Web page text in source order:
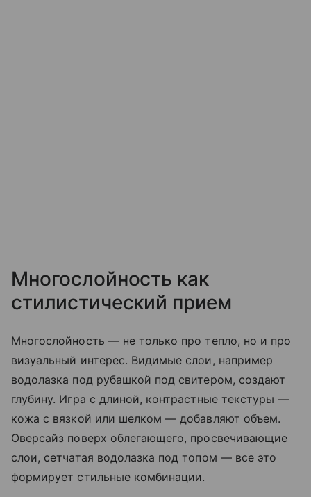
Многослойность как
стилистический прием
Многослойность — не только про тепло, но и про
визуальный интерес. Видимые слои, например
водолазка под рубашкой под свитером, создают
глубину. Игра с длиной, контрастные текстуры —
кожа с вязкой или шелком — добавляют объем.
Оверсайз поверх облегающего, просвечивающие
слои, сетчатая водолазка под топом — все это
формирует стильные комбинации.